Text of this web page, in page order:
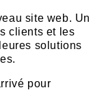
site web. Un
clients et les
solutions
pour